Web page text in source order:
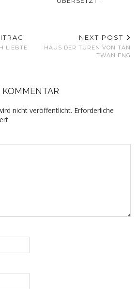
LIEBTE
NEXT POST
HAUS DER TÜREN VON TAN
TWAN ENG
KOMMENTAR
nicht veröffentlicht. Erforderliche